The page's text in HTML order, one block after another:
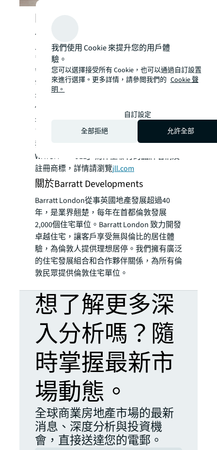
仲量聯行（紐約證券交易所上市代號：
JLL）為領先的全球商業地產和投資管理公
司，過去200年為客戶購置、興建、租用、
管理及投資多元化的商業、工業、酒店、住
宅及零售物業。仲量聯行為財富500®公司，
年收入達234億美元，業務遍佈全球超過80
個國家，以及我們分佈全球的超過112,000
名員工，提供匯聚地方智慧的全球平台。為
了塑造地產的未來，以創造更美好的世界，
我們協助客戶、員工及社區SEE A BRIGHTER
WAYSM。「JLL」為仲量聯行的品牌名稱及
註冊商標，詳情請瀏覽jll.com
關於Barratt Developments
Barratt London從事英國地產發展超過40
年，是業界翹楚，每年在首都倫敦發展
2,000個住宅單位。Barratt London 致力開發
卓越住宅，讓客戶享受無與倫比的居住體
驗，為倫敦人提供理想居停。我們擁有廣泛
的住宅發展組合和合作夥伴關係，為所有倫
敦民眾提供倫敦住宅單位。
想了解更多深
入分析嗎？隨
時掌握最新市
場動態。
全球商業房地產市場的最新
消息、深度分析與投資機
會，直接送達您的電郵。
我們使用 Cookie 來提升您的用戶體
驗。
您可以選擇接受所有 Cookie，也可以通過自訂設置
來進行選擇。更多詳情，請參閲我們的 Cookie 聲
明。
自訂設定
全部拒絕
允許全部